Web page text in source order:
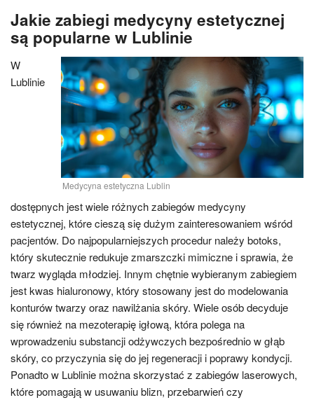
Jakie zabiegi medycyny estetycznej
są popularne w Lublinie
Medycyna estetyczna Lublin
W
Lublinie
dostępnych jest wiele różnych zabiegów medycyny
estetycznej, które cieszą się dużym zainteresowaniem wśród
pacjentów. Do najpopularniejszych procedur należy botoks,
który skutecznie redukuje zmarszczki mimiczne i sprawia, że
twarz wygląda młodziej. Innym chętnie wybieranym zabiegiem
jest kwas hialuronowy, który stosowany jest do modelowania
konturów twarzy oraz nawilżania skóry. Wiele osób decyduje
się również na mezoterapię igłową, która polega na
wprowadzeniu substancji odżywczych bezpośrednio w głąb
skóry, co przyczynia się do jej regeneracji i poprawy kondycji.
Ponadto w Lublinie można skorzystać z zabiegów laserowych,
które pomagają w usuwaniu blizn, przebarwień czy